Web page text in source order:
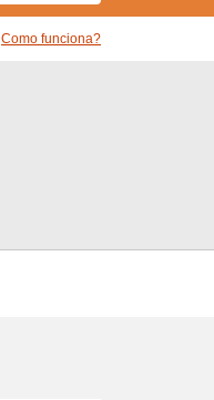
Como funciona?